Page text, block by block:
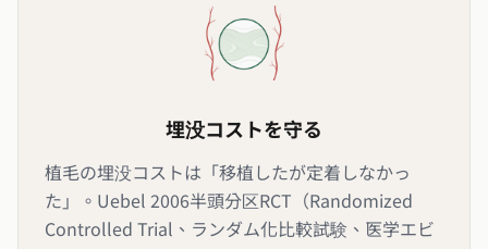
埋没コストを守る
植毛の埋没コストは「移植したが定着しなかっ
た」。Uebel 2006半頭分区RCT（Randomized
Controlled Trial、ランダム化比較試験、医学エビ